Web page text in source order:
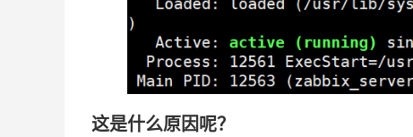
这是什么原因呢？